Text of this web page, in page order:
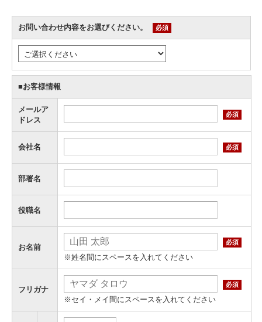
お問い合わせ内容をお選びください。 必須
■お客様情報
メールア
ドレス
必須
会社名 必須
部署名
役職名
お名前
必須
※姓名間にスペースを入れてください
フリガナ
必須
※セイ・メイ間にスペースを入れてください